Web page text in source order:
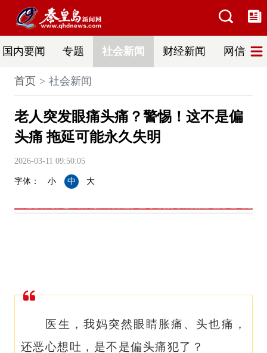
国内要闻 专题 社会新闻 财经新闻 网信普法
首页 社会新闻
老人突发眼痛头痛？警惕！这不是偏
头痛 拖延可能永久失明
2026-03-11 09:50:05
字体： 小 中 大
医生，我妈突然眼睛胀痛、头也痛，
还恶心想吐，是不是偏头痛犯了？